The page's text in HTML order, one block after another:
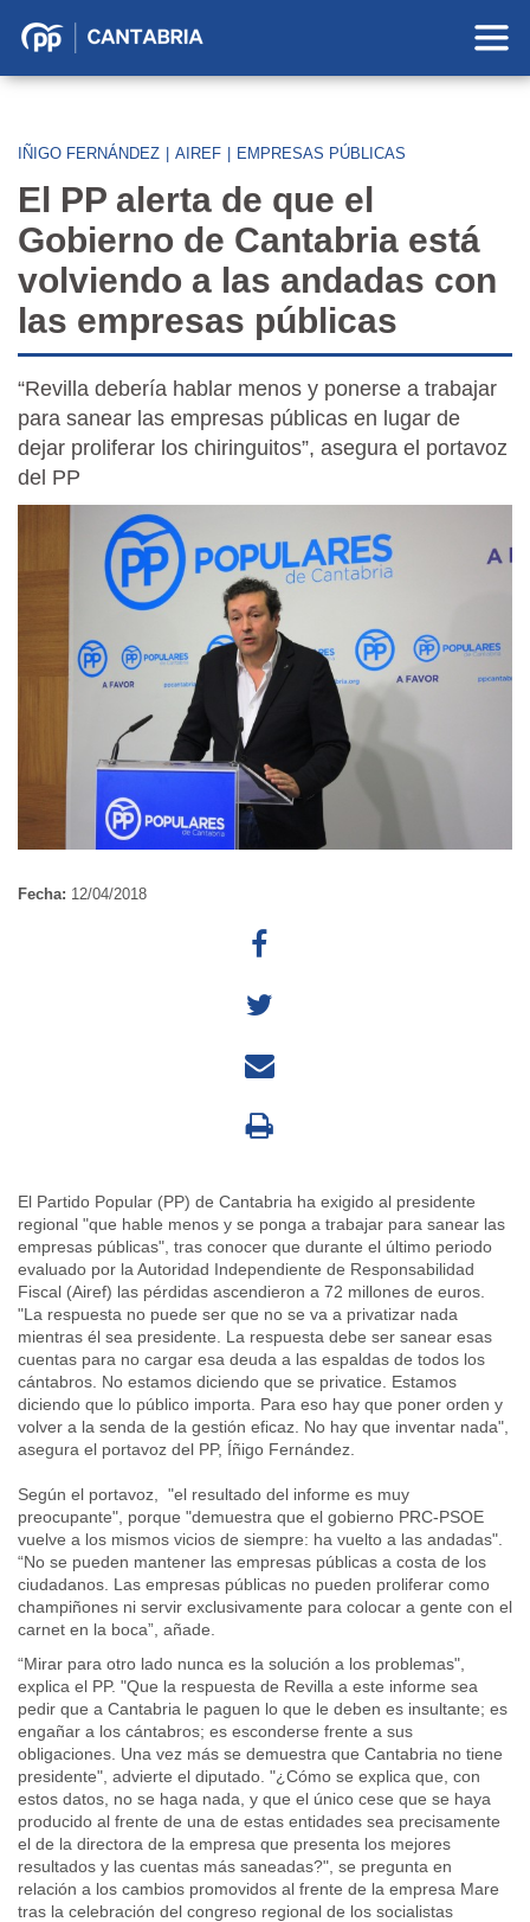
Partido
Cantabria
IÑIGO FERNÁNDEZ AIREF EMPRESAS PÚBLICAS
El PP alerta de que el
Gobierno de Cantabria está
volviendo a las andadas con
las empresas públicas
“Revilla debería hablar menos y ponerse a trabajar
para sanear las empresas públicas en lugar de
dejar proliferar los chiringuitos”, asegura el portavoz
del PP
Fecha: 12/04/2018
El Partido Popular (PP) de Cantabria ha exigido al presidente
regional "que hable menos y se ponga a trabajar para sanear las
empresas públicas", tras conocer que durante el último periodo
evaluado por la Autoridad Independiente de Responsabilidad
Fiscal (Airef) las pérdidas ascendieron a 72 millones de euros.
"La respuesta no puede ser que no se va a privatizar nada
mientras él sea presidente. La respuesta debe ser sanear esas
cuentas para no cargar esa deuda a las espaldas de todos los
cántabros. No estamos diciendo que se privatice. Estamos
diciendo que lo público importa. Para eso hay que poner orden y
volver a la senda de la gestión eficaz. No hay que inventar nada",
asegura el portavoz del PP, Íñigo Fernández.
Según el portavoz, "el resultado del informe es muy
preocupante", porque "demuestra que el gobierno PRC-PSOE
vuelve a los mismos vicios de siempre: ha vuelto a las andadas".
“No se pueden mantener las empresas públicas a costa de los
ciudadanos. Las empresas públicas no pueden proliferar como
champiñones ni servir exclusivamente para colocar a gente con el
carnet en la boca”, añade.
“Mirar para otro lado nunca es la solución a los problemas",
explica el PP. "Que la respuesta de Revilla a este informe sea
pedir que a Cantabria le paguen lo que le deben es insultante; es
engañar a los cántabros; es esconderse frente a sus
obligaciones. Una vez más se demuestra que Cantabria no tiene
presidente", advierte el diputado. "¿Cómo se explica que, con
estos datos, no se haga nada, y que el único cese que se haya
producido al frente de una de estas entidades sea precisamente
el de la directora de la empresa que presenta los mejores
resultados y las cuentas más saneadas?", se pregunta en
relación a los cambios promovidos al frente de la empresa Mare
tras la celebración del congreso regional de los socialistas